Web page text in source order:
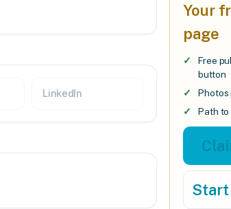
LinkedIn
Your
page
Free
button
Photos
Path